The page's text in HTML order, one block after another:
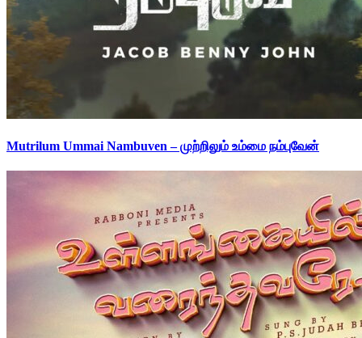
Mutrilum Ummai Nambuven – முற்றிலும் உம்மை நம்புவேன்